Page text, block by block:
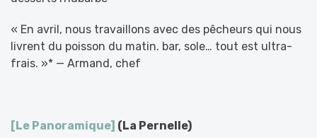
« En avril, nous travaillons avec des pêcheurs qui nous
livrent du poisson du matin. bar, sole… tout est ultra-
frais. »* — Armand, chef
[Le Panoramique] (La Pernelle)